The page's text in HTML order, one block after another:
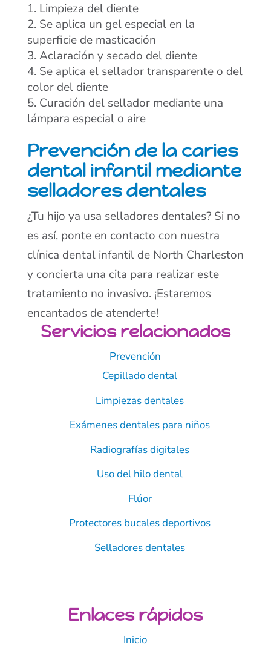
Servicios relacionados
Prevención
Cepillado dental
Limpiezas dentales
Exámenes dentales para niños
Radiografías digitales
Uso del hilo dental
Flúor
Protectores bucales deportivos
Selladores dentales
Enlaces rápidos
Inicio
Limpieza del diente
Se aplica un gel especial en la
superficie de masticación
Aclaración y secado del diente
Se aplica el sellador transparente o del
color del diente
Curación del sellador mediante una
lámpara especial o aire
Prevención de la caries
dental infantil mediante
selladores dentales
¿Tu hijo ya usa selladores dentales? Si no
es así, ponte en contacto con nuestra
clínica dental infantil de North Charleston
y concierta una cita para realizar este
tratamiento no invasivo. ¡Estaremos
encantados de atenderte!